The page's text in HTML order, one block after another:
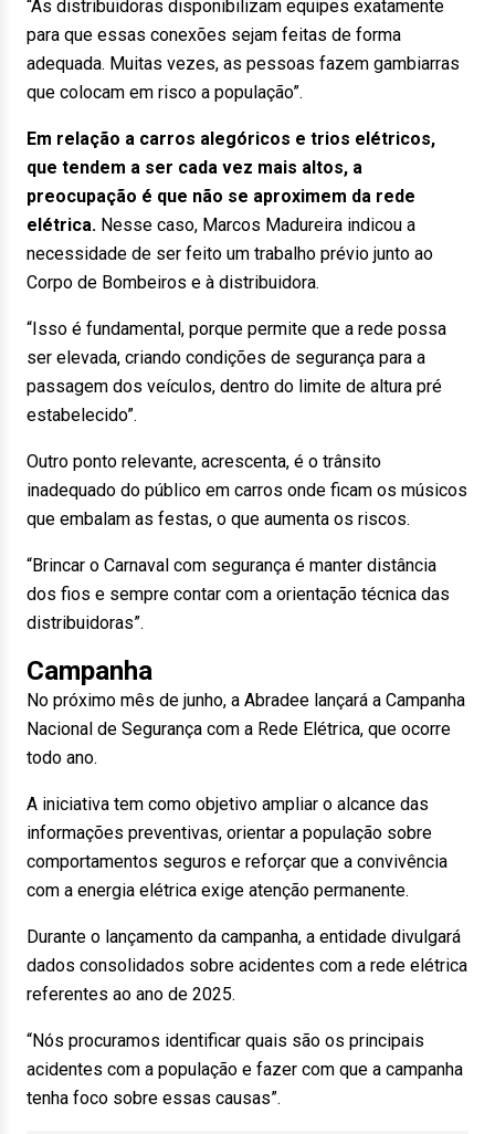
“As distribuidoras disponibilizam equipes exatamente
para que essas conexões sejam feitas de forma
adequada. Muitas vezes, as pessoas fazem gambiarras
que colocam em risco a população”.
Em relação a carros alegóricos e trios elétricos,
que tendem a ser cada vez mais altos, a
preocupação é que não se aproximem da rede
elétrica. Nesse caso, Marcos Madureira indicou a
necessidade de ser feito um trabalho prévio junto ao
Corpo de Bombeiros e à distribuidora.
“Isso é fundamental, porque permite que a rede possa
ser elevada, criando condições de segurança para a
passagem dos veículos, dentro do limite de altura pré
estabelecido”.
Outro ponto relevante, acrescenta, é o trânsito
inadequado do público em carros onde ficam os músicos
que embalam as festas, o que aumenta os riscos.
“Brincar o Carnaval com segurança é manter distância
dos fios e sempre contar com a orientação técnica das
distribuidoras”.
Campanha
No próximo mês de junho, a Abradee lançará a Campanha
Nacional de Segurança com a Rede Elétrica, que ocorre
todo ano.
A iniciativa tem como objetivo ampliar o alcance das
informações preventivas, orientar a população sobre
comportamentos seguros e reforçar que a convivência
com a energia elétrica exige atenção permanente.
Durante o lançamento da campanha, a entidade divulgará
dados consolidados sobre acidentes com a rede elétrica
referentes ao ano de 2025.
“Nós procuramos identificar quais são os principais
acidentes com a população e fazer com que a campanha
tenha foco sobre essas causas”.